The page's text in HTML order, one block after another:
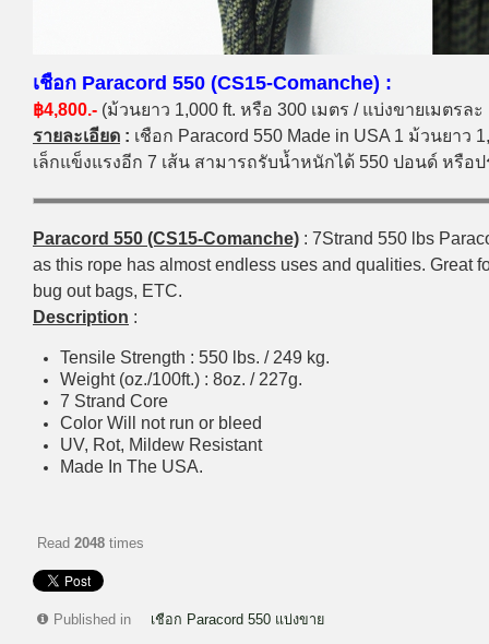
เชือก Paracord 550 (CS15-Comanche) :
฿4,800.- (ม้วนยาว 1,000 ft. หรือ 300 เมตร / แบ่งขายเมตรล
รายละเอียด : เชือก Paracord 550 Made in USA 1 ม้วนยาว
เล็กแข็งแรงอีก 7 เส้น สามารถรับน้ำหนักได้ 550 ปอนด์ หรือ
Paracord 550 (CS15-Comanche) : 7Strand 550 lbs
as this rope has almost endless uses and qualities. Great
bug out bags, ETC.
Description :
Tensile Strength : 550 lbs. / 249 kg.
Weight (oz./100ft.) : 8oz. / 227g.
7 Strand Core
Color Will not run or bleed
UV, Rot, Mildew Resistant
Made In The USA.
Read 2048 times
Published in เชือก Paracord 550 แบ่งขาย